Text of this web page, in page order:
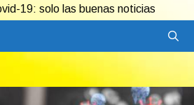
19: solo las buenas noticias